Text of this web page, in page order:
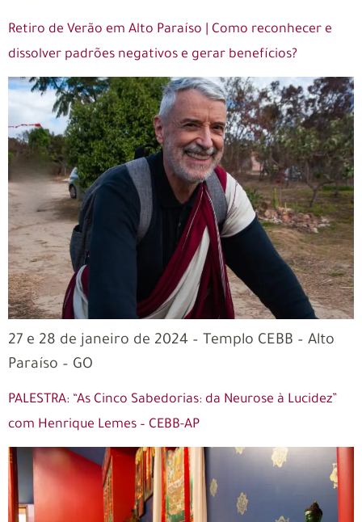
Retiro de Verão em Alto Paraíso | Como reconhecer e
dissolver padrões negativos e gerar benefícios?
27 e 28 de janeiro de 2024 – Templo CEBB – Alto
Paraíso – GO
PALESTRA: “As Cinco Sabedorias: da Neurose à Lucidez”
com Henrique Lemes – CEBB-AP